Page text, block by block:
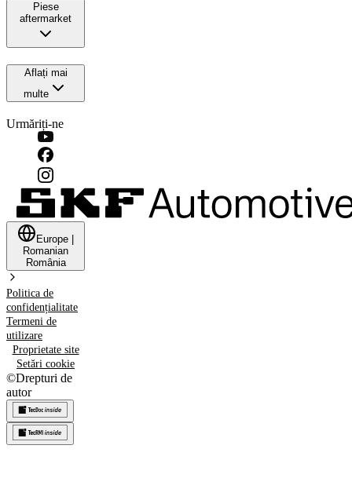
Piese
aftermarket
Aflați mai
multe
Urmăriți-ne
Europe
Romanian
România
Politica de
confidențialitate
Termeni de
utilizare
Proprietate site
Setări cookie
©Drepturi de
autor